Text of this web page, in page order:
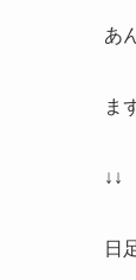
あ
ま
↓↓
日